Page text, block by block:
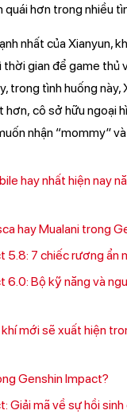
hơn trong nhiều
nhất của Xianyun,
thời gian để game thủ
trong tình huống này,
hơn, cô sở hữu ngoại
nhận “mommy”
hay nhất hiện nay
hay Mualani trong
5.8: 7 chiếc rương ẩn
6.0: Bộ kỹ năng và
mới sẽ xuất hiện
Genshin Impact?
Giải mã về sự hồi sinh